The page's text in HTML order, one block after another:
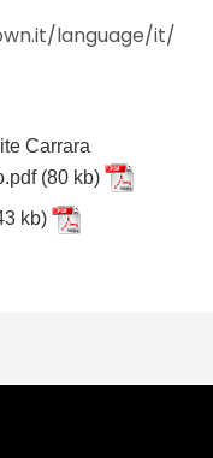
language/it/
Carrara
(80 kb)
kb)